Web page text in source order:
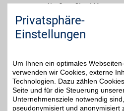
Um Open Street Maps
bitte Ihre Cookie-
Sie "Externe Inhalte". Diese
jederzeit über die
unteren
Einstellungen
Privatsphäre-
Einstellungen
Um Ihnen ein optimales
verwenden wir Cookies, externe
Technologien. Dazu zählen
Seite und für die Steuerung
Unternehmensziele notwendig
pseudonymisiert und anonymisiert